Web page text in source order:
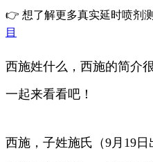
👉 想了解更多真实延时喷剂
目
西施姓什么，西施的简介
一起来看看吧！
西施，子姓施氏（9月19